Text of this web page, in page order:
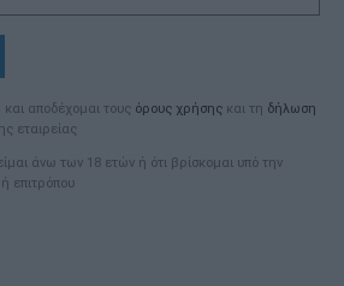
αποδέχομαι τους όρους χρήσης και τη δήλωση
εταιρείας
άνω των 18 ετών ή ότι βρίσκομαι υπό την
επιτρόπου